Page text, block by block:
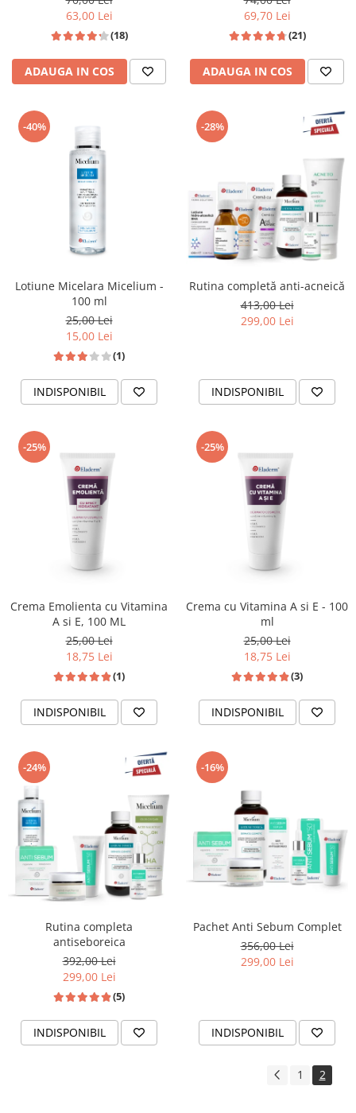
63,00 Lei
(18)
ADAUGA IN COS
69,70 Lei
(21)
ADAUGA IN COS
-40%
Lotiune Micelara Micelium -
100 ml
25,00 Lei
15,00 Lei
(1)
INDISPONIBIL
-28%
Rutina completă anti-acneică
413,00 Lei
299,00 Lei
INDISPONIBIL
-25%
Crema Emolienta cu Vitamina
A si E, 100 ML
25,00 Lei
18,75 Lei
(1)
INDISPONIBIL
-25%
Crema cu Vitamina A si E - 100
ml
25,00 Lei
18,75 Lei
(3)
INDISPONIBIL
-24%
Rutina completa
antiseboreica
392,00 Lei
299,00 Lei
(5)
INDISPONIBIL
-16%
Pachet Anti Sebum Complet
356,00 Lei
299,00 Lei
INDISPONIBIL
1 2